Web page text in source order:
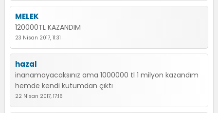
MELEK
120000TL KAZANDIM
23 Nisan 2017, 11:31
hazal
inanamayacaksınız ama 1000000 tl 1 milyon kazandım
hemde kendi kutumdan çıktı
22 Nisan 2017, 17:16